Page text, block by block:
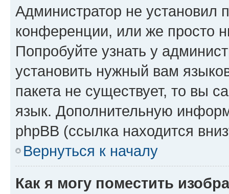
Администратор не установил
конференции, или же просто
Попробуйте узнать у
установить нужный вам
пакета не существует, то вы
язык. Дополнительную
phpBB (ссылка находится
Вернуться к началу
Как я могу поместить